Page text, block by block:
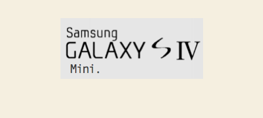
S4
mini